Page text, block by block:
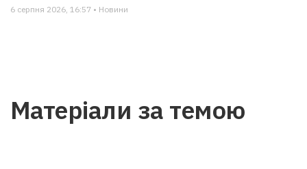
6 серпня 2026, 16:57 • Новини
Матеріали за темою